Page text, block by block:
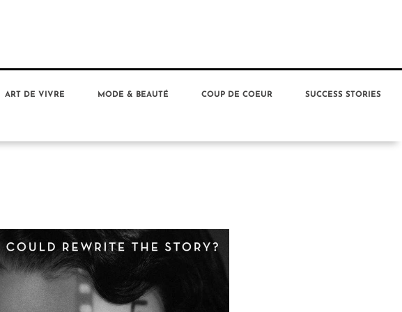
ART DE VIVRE MODE & BEAUTÉ COUP DE COEUR SUCCESS STORIES